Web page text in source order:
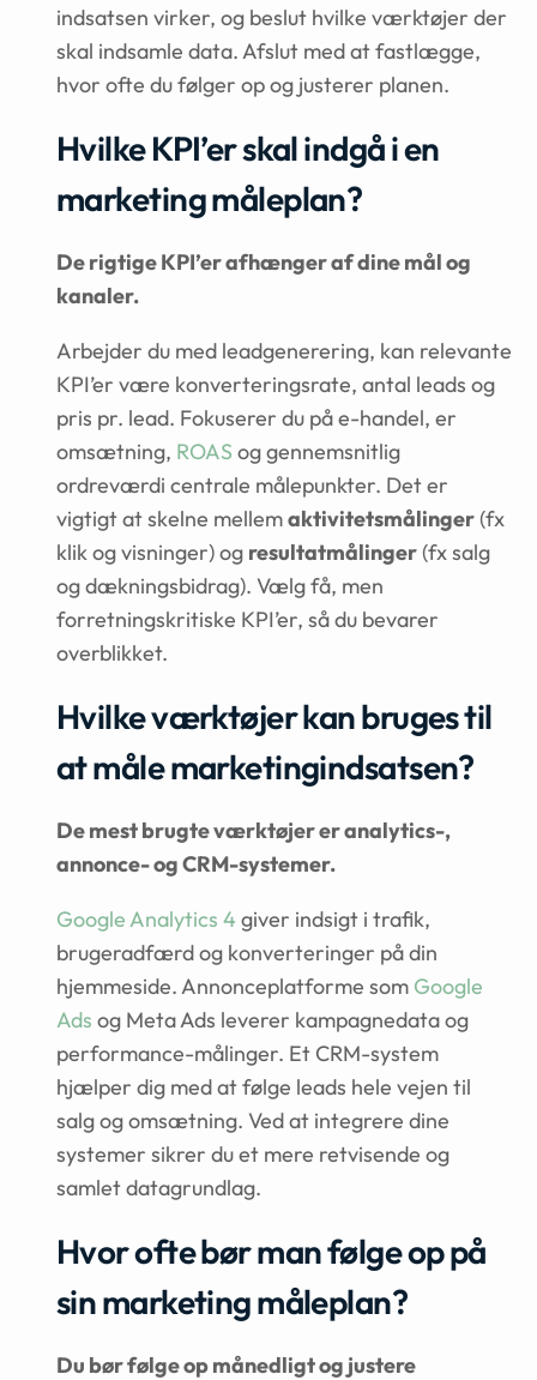
indsatsen virker, og beslut hvilke værktøjer der
skal indsamle data. Afslut med at fastlægge,
hvor ofte du følger op og justerer planen.
Hvilke KPI’er skal indgå i en
marketing måleplan?
De rigtige KPI’er afhænger af dine mål og
kanaler.
Arbejder du med leadgenerering, kan relevante
KPI’er være konverteringsrate, antal leads og
pris pr. lead. Fokuserer du på e-handel, er
omsætning, ROAS og gennemsnitlig
ordreværdi centrale målepunkter. Det er
vigtigt at skelne mellemaktivitetsmålinger(fx
klik og visninger) og resultatmålinger(fx salg
og dækningsbidrag). Vælg få, men
forretningskritiske KPI’er, så du bevarer
overblikket.
Hvilke værktøjer kan bruges til
at måle marketingindsatsen?
De mest brugte værktøjer er analytics-,
annonce- og CRM-systemer.
Google Analytics 4 giver indsigt i trafik,
brugeradfærd og konverteringer på din
hjemmeside. Annonceplatforme som Google
Ads og Meta Ads leverer kampagnedata og
performance-målinger. Et CRM-system
hjælper dig med at følge leads hele vejen til
salg og omsætning. Ved at integrere dine
systemer sikrer du et mere retvisende og
samlet datagrundlag.
Hvor ofte bør man følge op på
sin marketing måleplan?
Du bør følge op månedligt og justere